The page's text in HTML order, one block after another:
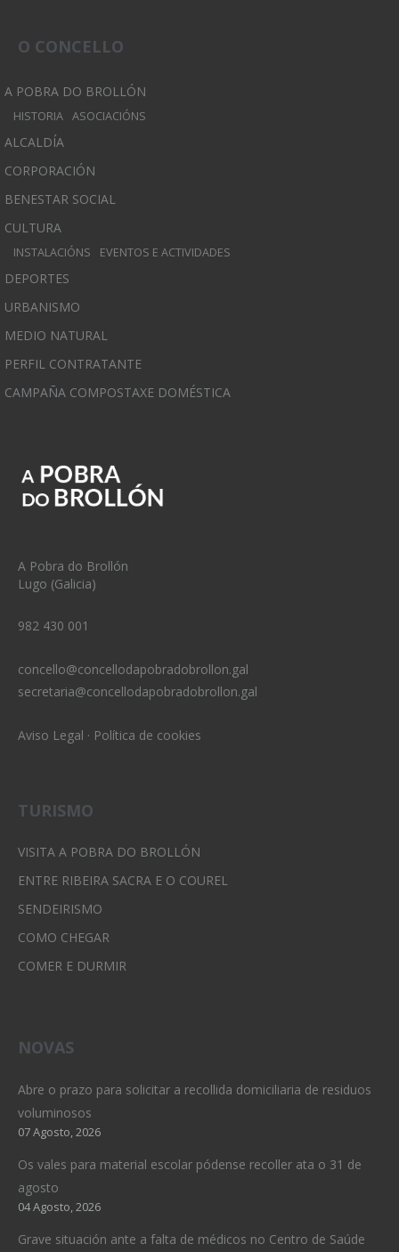
O CONCELLO
A POBRA DO BROLLÓN
HISTORIA ASOCIACIÓNS
ALCALDÍA
CORPORACIÓN
BENESTAR SOCIAL
CULTURA
INSTALACIÓNS EVENTOS E ACTIVIDADES
DEPORTES
URBANISMO
MEDIO NATURAL
PERFIL CONTRATANTE
CAMPAÑA COMPOSTAXE DOMÉSTICA
A Pobra do Brollón
Lugo (Galicia)
982 430 001
concello@concellodapobradobrollon.gal
secretaria@concellodapobradobrollon.gal
Aviso Legal · Política de cookies
TURISMO
VISITA A POBRA DO BROLLÓN
ENTRE RIBEIRA SACRA E O COUREL
SENDEIRISMO
COMO CHEGAR
COMER E DURMIR
NOVAS
Abre o prazo para solicitar a recollida domiciliaria de residuos
voluminosos
07 Agosto, 2026
Os vales para material escolar pódense recoller ata o 31 de
agosto
04 Agosto, 2026
Grave situación ante a falta de médicos no Centro de Saúde